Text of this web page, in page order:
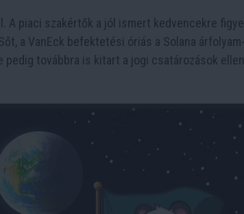
piaci szakértők a jól ismert kedvencekre
a VanEck befektetési óriás a Solana
továbbra is kitart a jogi csatározások